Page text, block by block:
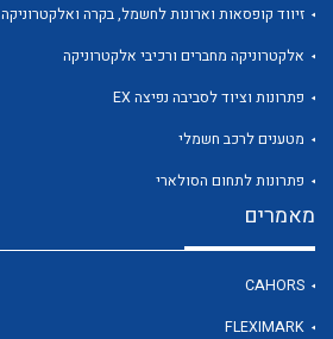
לכל מוצרי היצרן
זיווד קופסאות וארונות לחשמל, בקרה ואלקטרוניקה
אלקטרוניקה מחברים ורכיבי אלקטרוניקה
פתרונות וציוד לסביבה נפיצה EX
מטענים לרכב חשמלי
פתרונות לתחום הסולארי
מאמרים
CAHORS
FLEXIMARK